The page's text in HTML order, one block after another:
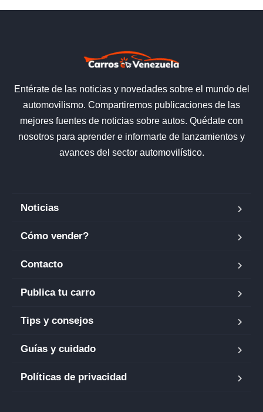
Entérate de las noticias y novedades sobre el mundo del
automovilismo. Compartiremos publicaciones de las
mejores fuentes de noticias sobre autos. Quédate con
nosotros para aprender e informarte de lanzamientos y
avances del sector automovilístico.
Noticias
Cómo vender?
Contacto
Publica tu carro
Tips y consejos
Guías y cuidado
Políticas de privacidad